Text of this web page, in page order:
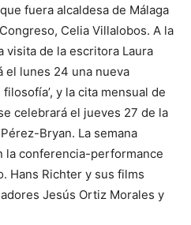
fuera alcaldesa de Málaga
Celia Villalobos. A la
visita de la escritora Laura
el lunes 24 una nueva
y la cita mensual de
celebrará el jueves 27 de la
Bryan. La semana
la conferencia-performance
Hans Richter y sus films
Jesús Ortiz Morales y